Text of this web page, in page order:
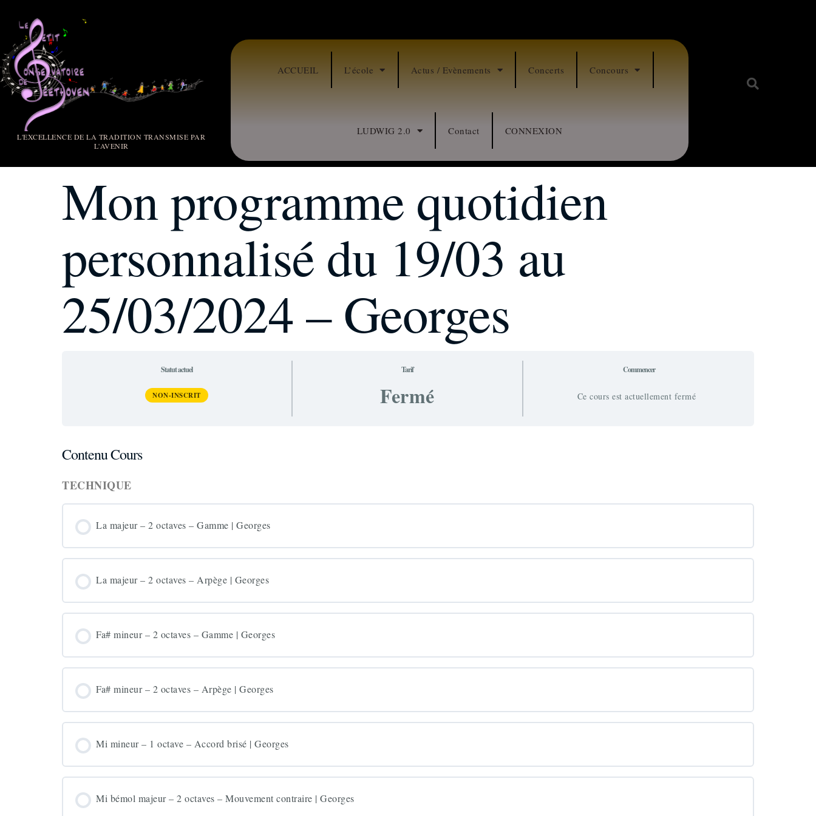
L'EXCELLENCE DE LA TRADITION TRANSMISE PAR
L'AVENIR
ACCUEIL L’école Actus / Evènements Concerts Concours
LUDWIG 2.0 Contact CONNEXION
Mon programme quotidien
personnalisé du 19/03 au
25/03/2024 – Georges
Statut actuel
NON-INSCRIT
Tarif
Fermé
Commencer
Ce cours est actuellement fermé
Contenu Cours
TECHNIQUE
La majeur – 2 octaves – Gamme | Georges
La majeur – 2 octaves – Arpège | Georges
Fa# mineur – 2 octaves – Gamme | Georges
Fa# mineur – 2 octaves – Arpège | Georges
Mi mineur – 1 octave – Accord brisé | Georges
Mi bémol majeur – 2 octaves – Mouvement contraire | Georges